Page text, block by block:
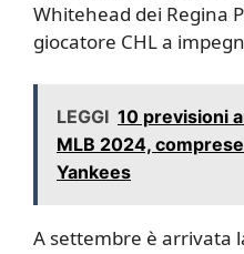
Whitehead dei Regina
giocatore CHL a
LEGGI 10 previsioni
MLB 2024,
Yankees
A settembre è arrivata